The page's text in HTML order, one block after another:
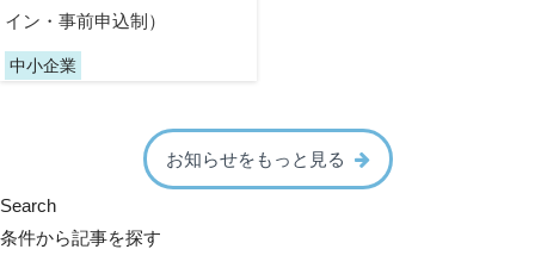
イン・事前申込制）
中小企業
お知らせをもっと見る
Search
条件から記事を探す